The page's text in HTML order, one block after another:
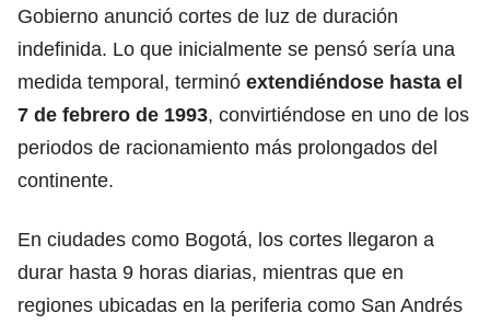
Gobierno anunció cortes de luz de duración
indefinida. Lo que inicialmente se pensó sería una
medida temporal, terminó extendiéndose hasta el
7 de febrero de 1993, convirtiéndose en uno de los
periodos de racionamiento más prolongados del
continente.
En ciudades como Bogotá, los cortes llegaron a
durar hasta 9 horas diarias, mientras que en
regiones ubicadas en la periferia como San Andrés